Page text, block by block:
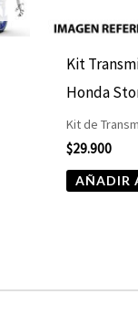
Kit
Honda
Kit de
$29.900
AÑADIR